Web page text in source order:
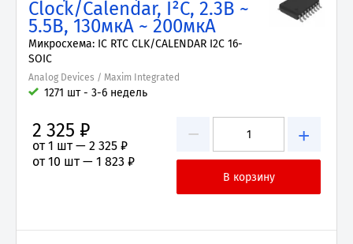
Clock/Calendar, I²C, 2.3В ~
5.5В, 130мкА ~ 200мкА
Микросхема: IC RTC CLK/CALENDAR I2C 16-
SOIC
Analog Devices / Maxim Integrated
1271 шт - 3-6 недель
− +
2 325 ₽
от 1 шт — 2 325 ₽
от 10 шт — 1 823 ₽